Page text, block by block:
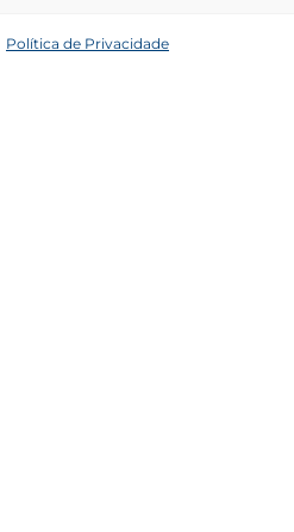
Política de Privacidade